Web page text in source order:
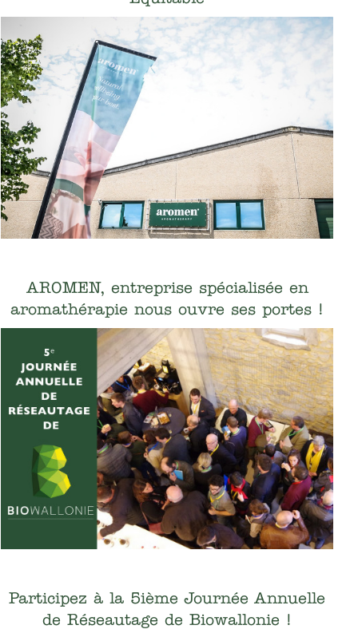
AROMEN, entreprise spécialisée en
aromathérapie nous ouvre ses portes !
Participez à la 5ième Journée Annuelle
de Réseautage de Biowallonie !